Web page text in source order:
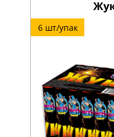
6 шт/упак